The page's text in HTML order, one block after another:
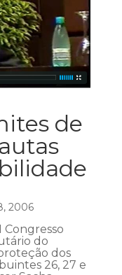
de
2006
Congresso
do
dos
26, 27 e